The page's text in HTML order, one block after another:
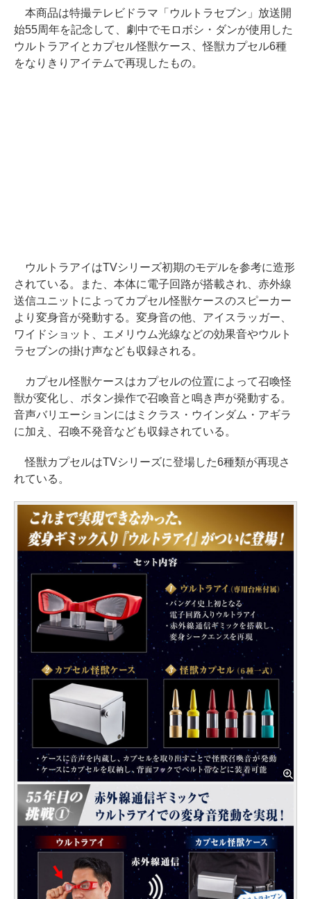
本商品は特撮テレビドラマ「ウルトラセブン」放送開
始55周年を記念して、劇中でモロボシ・ダンが使用した
ウルトラアイとカプセル怪獣ケース、怪獣カプセル6種
をなりきりアイテムで再現したもの。
ウルトラアイはTVシリーズ初期のモデルを参考に造形
されている。また、本体に電子回路が搭載され、赤外線
送信ユニットによってカプセル怪獣ケースのスピーカー
より変身音が発動する。変身音の他、アイスラッガー、
ワイドショット、エメリウム光線などの効果音やウルト
ラセブンの掛け声なども収録される。
カプセル怪獣ケースはカプセルの位置によって召喚怪
獣が変化し、ボタン操作で召喚音と鳴き声が発動する。
音声バリエーションにはミクラス・ウインダム・アギラ
に加え、召喚不発音なども収録されている。
怪獣カプセルはTVシリーズに登場した6種類が再現さ
れている。